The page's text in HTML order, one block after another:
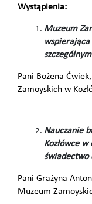
Wystąpienia:
Muzeum
Pani Bożena
Zamoyskich w
Nauczanie
Kozłówce
świadectwo
Pani Grażyna
Muzeum